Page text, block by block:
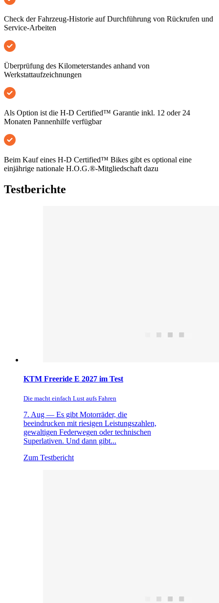
Check der Fahrzeug-Historie auf Durchführung von Rückrufen und
Service-Arbeiten
Überprüfung des Kilometerstandes anhand von
Werkstattaufzeichnungen
Als Option ist die H-D Certified™ Garantie inkl. 12 oder 24
Monaten Pannenhilfe verfügbar
Beim Kauf eines H-D Certified™ Bikes gibt es optional eine
einjährige nationale H.O.G.®-Mitgliedschaft dazu
Testberichte
KTM Freeride E 2027 im Test
Die macht einfach Lust aufs Fahren
7. Aug — Es gibt Motorräder, die
beeindrucken mit riesigen Leistungszahlen,
gewaltigen Federwegen oder technischen
Superlativen. Und dann gibt...
Zum Testbericht